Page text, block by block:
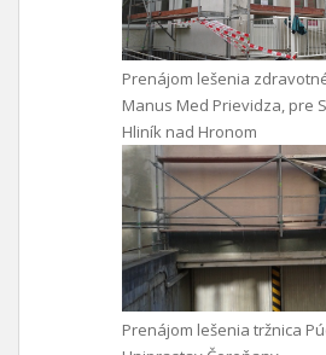
Prenájom lešenia
Manus Med Prievidza, pre
Hliník nad Hronom
Prenájom lešenia tržnica